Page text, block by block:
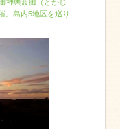
神輿渡御（とがじ
。島内5地区を巡り